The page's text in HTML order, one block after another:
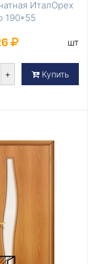
ИталОрех
190*55
шт
+ Купить